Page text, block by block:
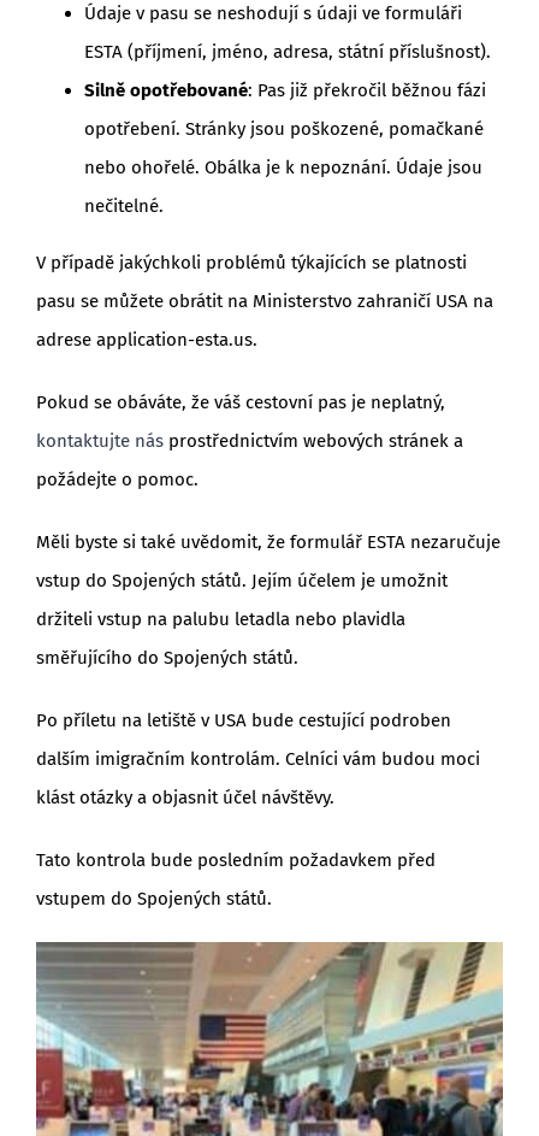
Údaje v pasu se neshodují s údaji ve formuláři
ESTA (příjmení, jméno, adresa, státní příslušnost).
Silně opotřebované: Pas již překročil běžnou fázi
opotřebení. Stránky jsou poškozené, pomačkané
nebo ohořelé. Obálka je k nepoznání. Údaje jsou
nečitelné.
V případě jakýchkoli problémů týkajících se platnosti
pasu se můžete obrátit na Ministerstvo zahraničí USA na
adrese application-esta.us.
Pokud se obáváte, že váš cestovní pas je neplatný,
kontaktujte násprostřednictvím webových stránek a
požádejte o pomoc.
Měli byste si také uvědomit, že formulář ESTA nezaručuje
vstup do Spojených států. Jejím účelem je umožnit
držiteli vstup na palubu letadla nebo plavidla
směřujícího do Spojených států.
Po příletu na letiště v USA bude cestující podroben
dalším imigračním kontrolám. Celníci vám budou moci
klást otázky a objasnit účel návštěvy.
Tato kontrola bude posledním požadavkem před
vstupem do Spojených států.